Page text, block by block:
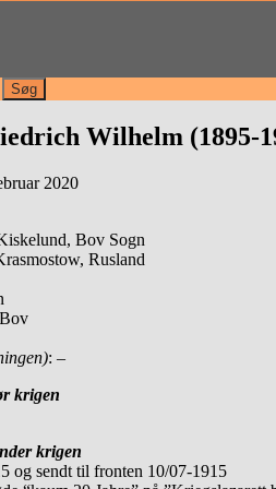
Wilhelm (1895-
2020
Bov Sogn
Rusland
: –
krigen
krigen
og sendt til fronten 10/07-1915